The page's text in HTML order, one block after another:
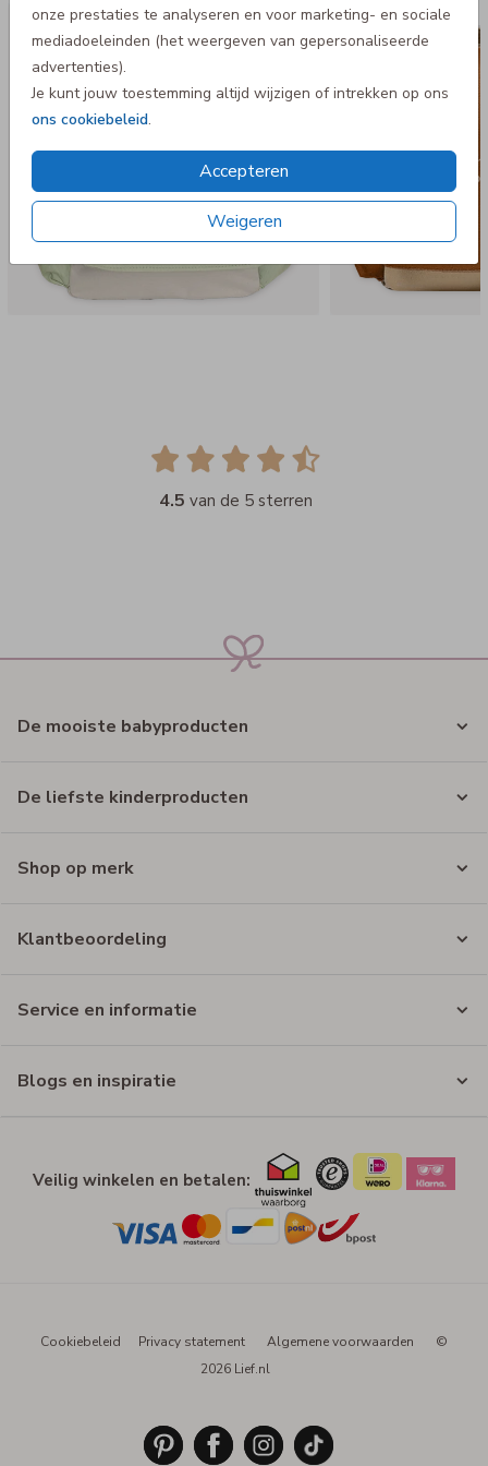
onze prestaties te analyseren en voor marketing- en sociale
mediadoeleinden (het weergeven van gepersonaliseerde
advertenties).
Je kunt jouw toestemming altijd wijzigen of intrekken op ons
ons cookiebeleid.
Accepteren
Weigeren
Rugtas Adventure Rugtas
4.5 van de 5 sterren
De mooiste babyproducten
De liefste kinderproducten
Shop op merk
Klantbeoordeling
Service en informatie
Blogs en inspiratie
Veilig winkelen en betalen:
Cookiebeleid Privacy statement Algemene voorwaarden
©
2026 Lief.nl